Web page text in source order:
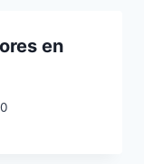
en